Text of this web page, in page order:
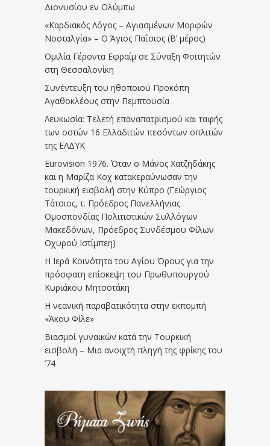
Διονυσίου εν Ολύμπω
«Καρδιακός Λόγος – Αγιασμένων Μορφών
Νοσταλγία» – Ο Άγιος Παΐσιος (Β’ μέρος)
Ομιλία Γέροντα Εφραίμ σε Σύναξη Φοιτητών
στη Θεσσαλονίκη
Συνέντευξη του ηθοποιού Προκόπη
Αγαθοκλέους στην Πεμπτουσία
Λευκωσία: Τελετή επαναπατρισμού και ταφής
των οστών 16 Ελλαδιτών πεσόντων οπλιτών
της ΕΛΔΥΚ
Eurovision 1976. Όταν ο Μάνος Χατζηδάκης
και η Μαρίζα Κοχ κατακεραύνωσαν την
τουρκική εισβολή στην Κύπρο (Γεώργιος
Τάτσιος, τ. Πρόεδρος Πανελλήνιας
Ομοσπονδίας Πολιτιστικών Συλλόγων
Μακεδόνων, Πρόεδρος Συνδέσμου Φίλων
Οχυρού Ιστίμπεη)
Η Ιερά Κοινότητα του Αγίου Όρους για την
πρόσφατη επίσκεψη του Πρωθυπουργού
Κυριάκου Μητσοτάκη
Η νεανική παραβατικότητα στην εκπομπή
«Άκου Φίλε»
Βιασμοί γυναικών κατά την Τουρκική
εισβολή – Μια ανοιχτή πληγή της φρίκης του
’74